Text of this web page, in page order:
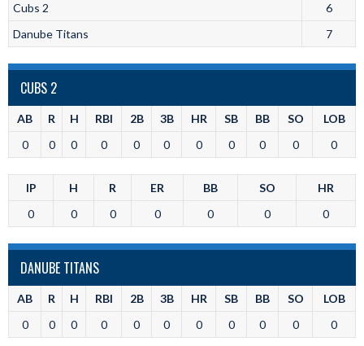
Cubs 2
6
Danube Titans
7
CUBS 2
AB R H RBI 2B 3B HR SB BB SO
LOB
0
0 0 0 0 0 0 0 0 0 0
IP H R ER BB SO
HR
0
0 0 0 0 0 0
DANUBE TITANS
AB R H RBI 2B 3B HR SB BB SO
LOB
0
0 0 0 0 0 0 0 0 0 0